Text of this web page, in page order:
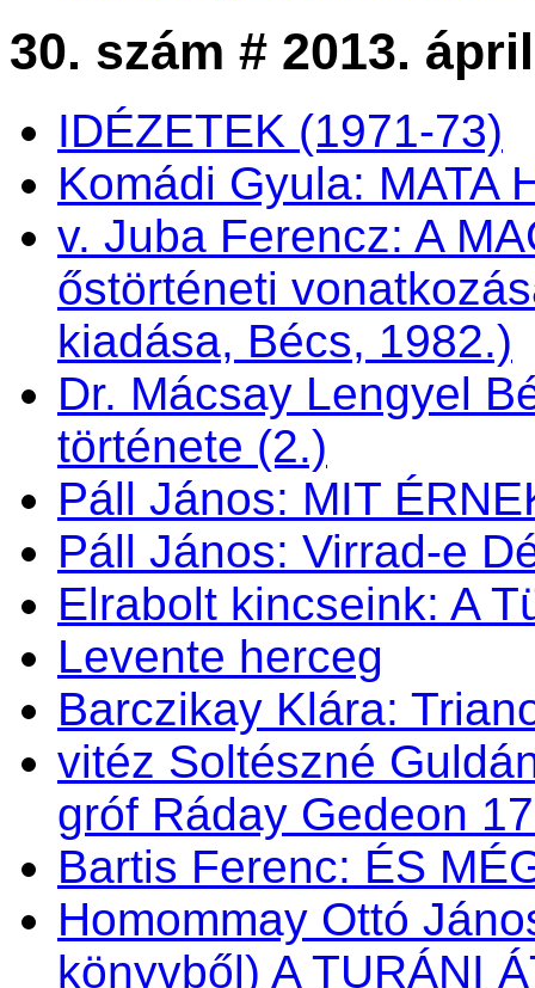
30. szám # 2013.
IDÉZETEK (1971-73)
Komádi Gyula: MATA
v. Juba Ferencz: A
őstörténeti
kiadása, Bécs, 1982.)
Dr. Mácsay Lengyel
története (2.)
Páll János: MIT
Páll János: Virrad-e
Elrabolt kincseink: A
Levente herceg
Barczikay Klára:
vitéz Soltészné
gróf Ráday Gedeon
Bartis Ferenc: ÉS
Homommay Ottó
könyvből) A TURÁNI